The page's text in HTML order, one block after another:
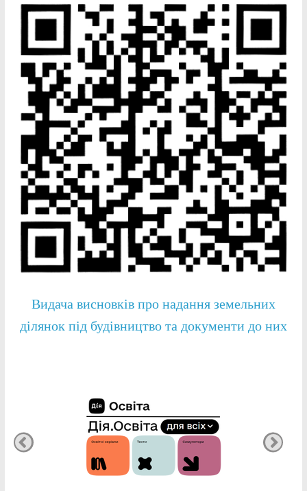
Видача висновків про надання земельних
ділянок під будівництво та документи до них